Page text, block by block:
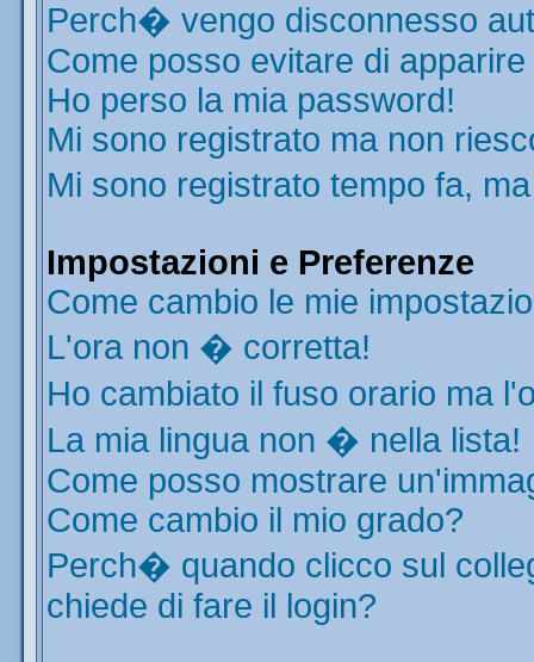
Perch� vengo disconnesso
Come posso evitare di
Ho perso la mia password!
Mi sono registrato ma non
Mi sono registrato tempo fa,
Impostazioni e Preferenze
Come cambio le mie
L'ora non � corretta!
Ho cambiato il fuso orario ma
La mia lingua non � nella lista!
Come posso mostrare
Come cambio il mio grado?
Perch� quando clicco sul
chiede di fare il login?